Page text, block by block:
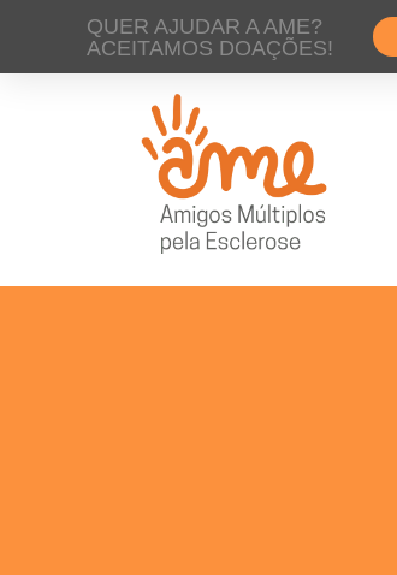
QUER AJUDAR A AME?
ACEITAMOS DOAÇÕES!